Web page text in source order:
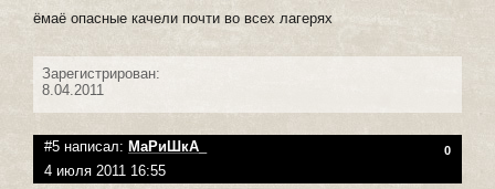
ёмаё опасные качели почти во всех лагерях
Зарегистрирован:
8.04.2011
#5 написал: МаРиШкА_ 0
4 июля 2011 16:55